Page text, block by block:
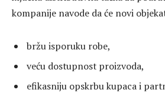
kompanije navode da će novi
bržu isporuku robe,
veću dostupnost proizvoda,
efikasniju opskrbu kupaca i